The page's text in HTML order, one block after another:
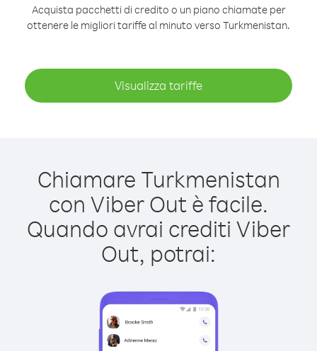
Acquista pacchetti di credito o un piano chiamate per
ottenere le migliori tariffe al minuto verso Turkmenistan.
Visualizza tariffe
Chiamare Turkmenistan
con Viber Out è facile.
Quando avrai crediti Viber
Out, potrai: